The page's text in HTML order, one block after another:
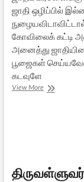
ஜாதி ஒழிப்பில்
கோவிலைக் கட்டி
அனைத்து
பூஜைகள்
கடவுளே
View Moreபெரியார்